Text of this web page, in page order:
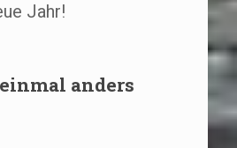
Jahr!
anders